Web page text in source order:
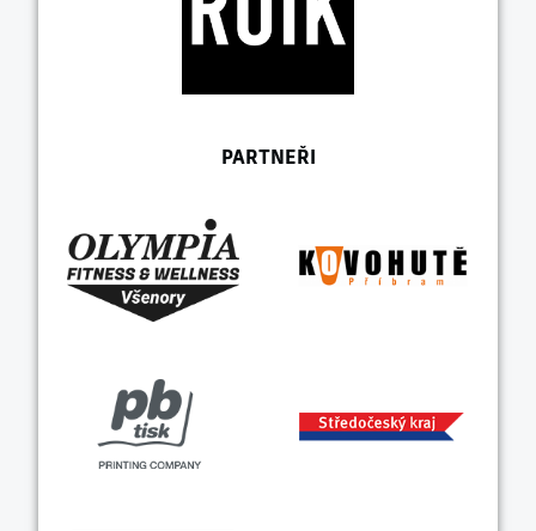
PARTNEŘI